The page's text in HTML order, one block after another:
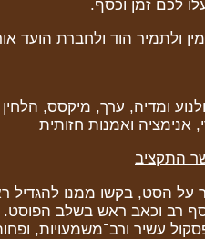
לכם זמן וכסף.
ולתמיר הוד ולחברת הועד
ומדיה, ערך, מיקסס,
אנימציה ואמנות חזותית
התקציב
על הסט, בקשו ממנו להגדיל
רב וכאב ראש בשלב
עשיר ורב־משמעויות,